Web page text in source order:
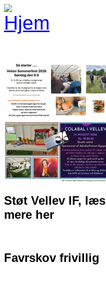
Gå til hovedindhold
Støt Vellev IF, læs
mere her
Favrskov frivillig